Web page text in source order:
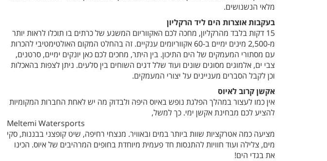
מלאי הנשנושים.
בעקבות אוצרות הים ליד הרקליון
15 דקות בלבד מהרקליון, מחכה לכם האקווריום המשגע של כרתים בו תוכלו לראות יותר
מ-2,500 מינים ימיים ב-60 אקווריומים ענקיים. זה בהחלט המקום האולטימטיבי להכרות
עם מסתורי המעמקים של הים התיכון. בין היתר, מחכים לכם כאן יונקים ימיים, סרטנים,
צבי ים, אלמוגים מסוגים שונים ועוד שלל דגים השוחים בין סלעים. ניתן לצפות בהאכלות
וכן לקבל הסברים מעניינים על יצורי המעמקים.
אקשן קרוב לאיוס
אין כמו לעצור במהלך הפלגת נופש באיוס היפה ולבדוק מה יש לאחת החברות המקומיות
להציע לכם מבחינת אקשן ימי. כך למשל,
Meltemi Watersports
מציעה כמה אטרקציות שוות ביותר במים ובאוויר. מנצחי רחיפה, שיט קופצני בבננות, סקי
מים, צלילה ועוד חוויות להתנסות חד פעמית מיוחדת בחופים המרהיבים של איוס. הכינו
את בגדי הים!